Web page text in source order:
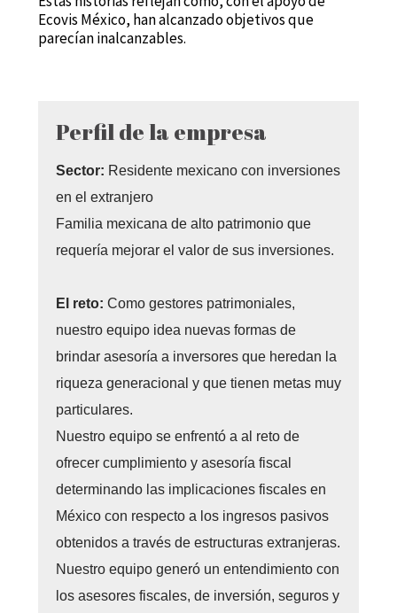
Ecovis México, han alcanzado objetivos que
parecían inalcanzables.
Perfil de la empresa
Sector: Residente mexicano con inversiones
en el extranjero
Familia mexicana de alto patrimonio que
requería mejorar el valor de sus inversiones.
El reto: Como gestores patrimoniales,
nuestro equipo idea nuevas formas de
brindar asesoría a inversores que heredan la
riqueza generacional y que tienen metas muy
particulares.
Nuestro equipo se enfrentó a al reto de
ofrecer cumplimiento y asesoría fiscal
determinando las implicaciones fiscales en
México con respecto a los ingresos pasivos
obtenidos a través de estructuras extranjeras.
Nuestro equipo generó un entendimiento con
los asesores fiscales, de inversión, seguros y